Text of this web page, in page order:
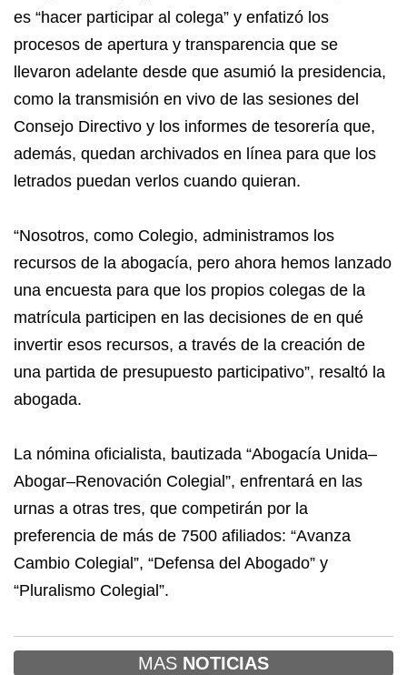
es “hacer participar al colega” y enfatizó los
procesos de apertura y transparencia que se
llevaron adelante desde que asumió la presidencia,
como la transmisión en vivo de las sesiones del
Consejo Directivo y los informes de tesorería que,
además, quedan archivados en línea para que los
letrados puedan verlos cuando quieran.
“Nosotros, como Colegio, administramos los
recursos de la abogacía, pero ahora hemos lanzado
una encuesta para que los propios colegas de la
matrícula participen en las decisiones de en qué
invertir esos recursos, a través de la creación de
una partida de presupuesto participativo”, resaltó la
abogada.
La nómina oficialista, bautizada “Abogacía Unida–
Abogar–Renovación Colegial”, enfrentará en las
urnas a otras tres, que competirán por la
preferencia de más de 7500 afiliados: “Avanza
Cambio Colegial”, “Defensa del Abogado” y
“Pluralismo Colegial”.
MAS NOTICIAS